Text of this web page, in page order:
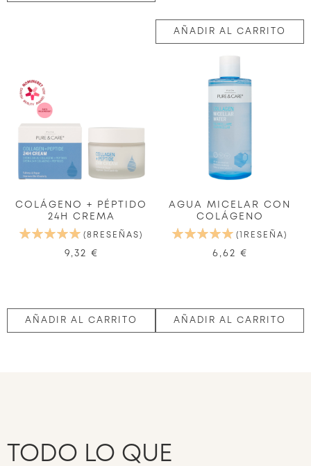
AÑADIR AL CARRITO
COLÁGENO + PÉPTIDO
24H CREMA
VALORACIÓN:
8 RESEÑAS
9,32 €
AÑADIR AL CARRITO
AGUA MICELAR CON
COLÁGENO
VALORACIÓN:RESEÑA
6,62 €
AÑADIR AL CARRITO
TODO LO QUE